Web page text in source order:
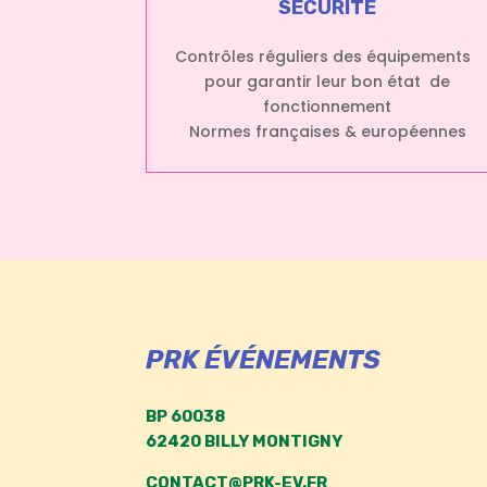
SÉCURITÉ
Contrôles réguliers des équipements
pour garantir leur bon état de
fonctionnement
Normes françaises & européennes
PRK ÉVÉNEMENTS
BP 60038
62420 BILLY MONTIGNY
CONTACT@PRK-EV.FR